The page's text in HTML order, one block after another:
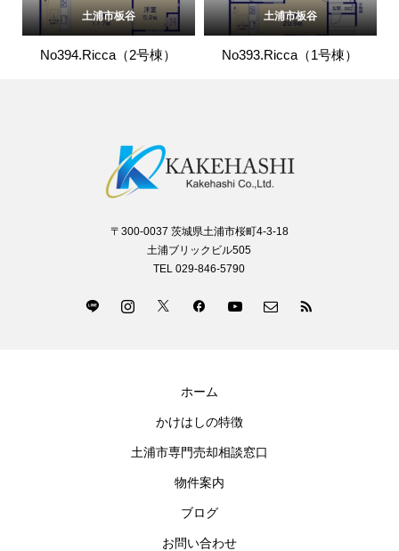
土浦市板谷
No394.Ricca（2号棟）
土浦市板谷
No393.Ricca（1号棟）
〒300-0037 茨城県土浦市桜町4-3-18
土浦ブリックビル505
TEL 029-846-5790
ホーム
かけはしの特徴
土浦市専門売却相談窓口
物件案内
ブログ
お問い合わせ